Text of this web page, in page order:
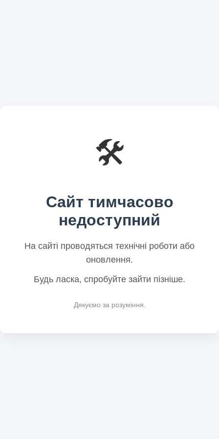
🛠️
Сайт тимчасово
недоступний
На сайті проводяться технічні роботи або
оновлення.
Будь ласка, спробуйте зайти пізніше.
Дякуємо за розуміння.